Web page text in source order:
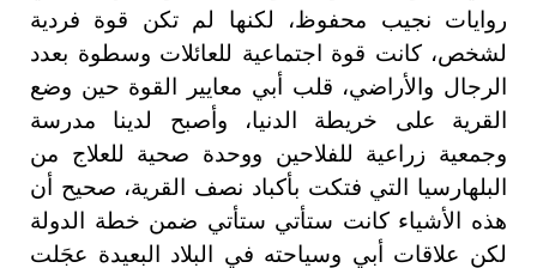
روايات نجيب محفوظ، لكنها لم تكن قوة فردية
لشخص، كانت قوة اجتماعية للعائلات وسطوة بعدد
الرجال والأراضي، قلب أبي معايير القوة حين وضع
القرية على خريطة الدنيا، وأصبح لدينا مدرسة
وجمعية زراعية للفلاحين ووحدة صحية للعلاج من
البلهارسيا التي فتكت بأكباد نصف القرية، صحيح أن
هذه الأشياء كانت ستأتي ستأتي ضمن خطة الدولة
لكن علاقات أبي وسياحته في البلاد البعيدة عجَلت